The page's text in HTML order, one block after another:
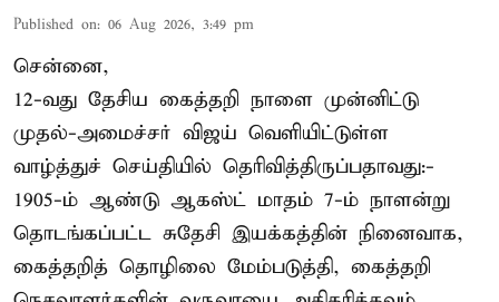
Published on: 06 Aug 2026, 3:49 pm
சென்னை,
12-வது தேசிய கைத்தறி நாளை முன்னிட்டு
முதல்-அமைச்சர் விஜய் வெளியிட்டுள்ள
வாழ்த்துச் செய்தியில் தெரிவித்திருப்பதாவது:-
1905-ம் ஆண்டு ஆகஸ்ட் மாதம் 7-ம் நாளன்று
தொடங்கப்பட்ட சுதேசி இயக்கத்தின் நினைவாக,
கைத்தறித் தொழிலை மேம்படுத்தி, கைத்தறி